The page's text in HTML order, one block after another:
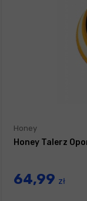
Honey
Honey Talerz
64,99 zł